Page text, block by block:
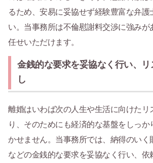
るため、安易に妥協せず経験豊富な弁護
い。当事務所は不倫慰謝料交渉に強みが
任せいただけます。
金銭的な要求を妥協なく行い、
し
離婚はいわば次の人生や生活に向けたリ
り、そのためにも経済的な基盤をしっか
かせません。当事務所では、納得のいく
などの金銭的な要求を妥協なく行い、依